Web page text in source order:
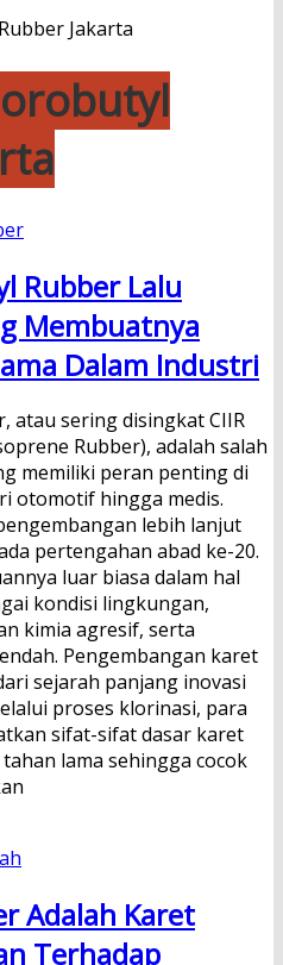
Jakarta
Rubber Lalu
Membuatnya
Dalam Industri
atau sering disingkat CIIR
Rubber), adalah salah
memiliki peran penting di
otomotif hingga medis.
lebih lanjut
pertengahan abad ke-20.
luar biasa dalam hal
kondisi lingkungan,
kimia agresif, serta
Pengembangan karet
sejarah panjang inovasi
proses klorinasi, para
sifat-sifat dasar karet
lama sehingga cocok
Adalah Karet
Terhadap